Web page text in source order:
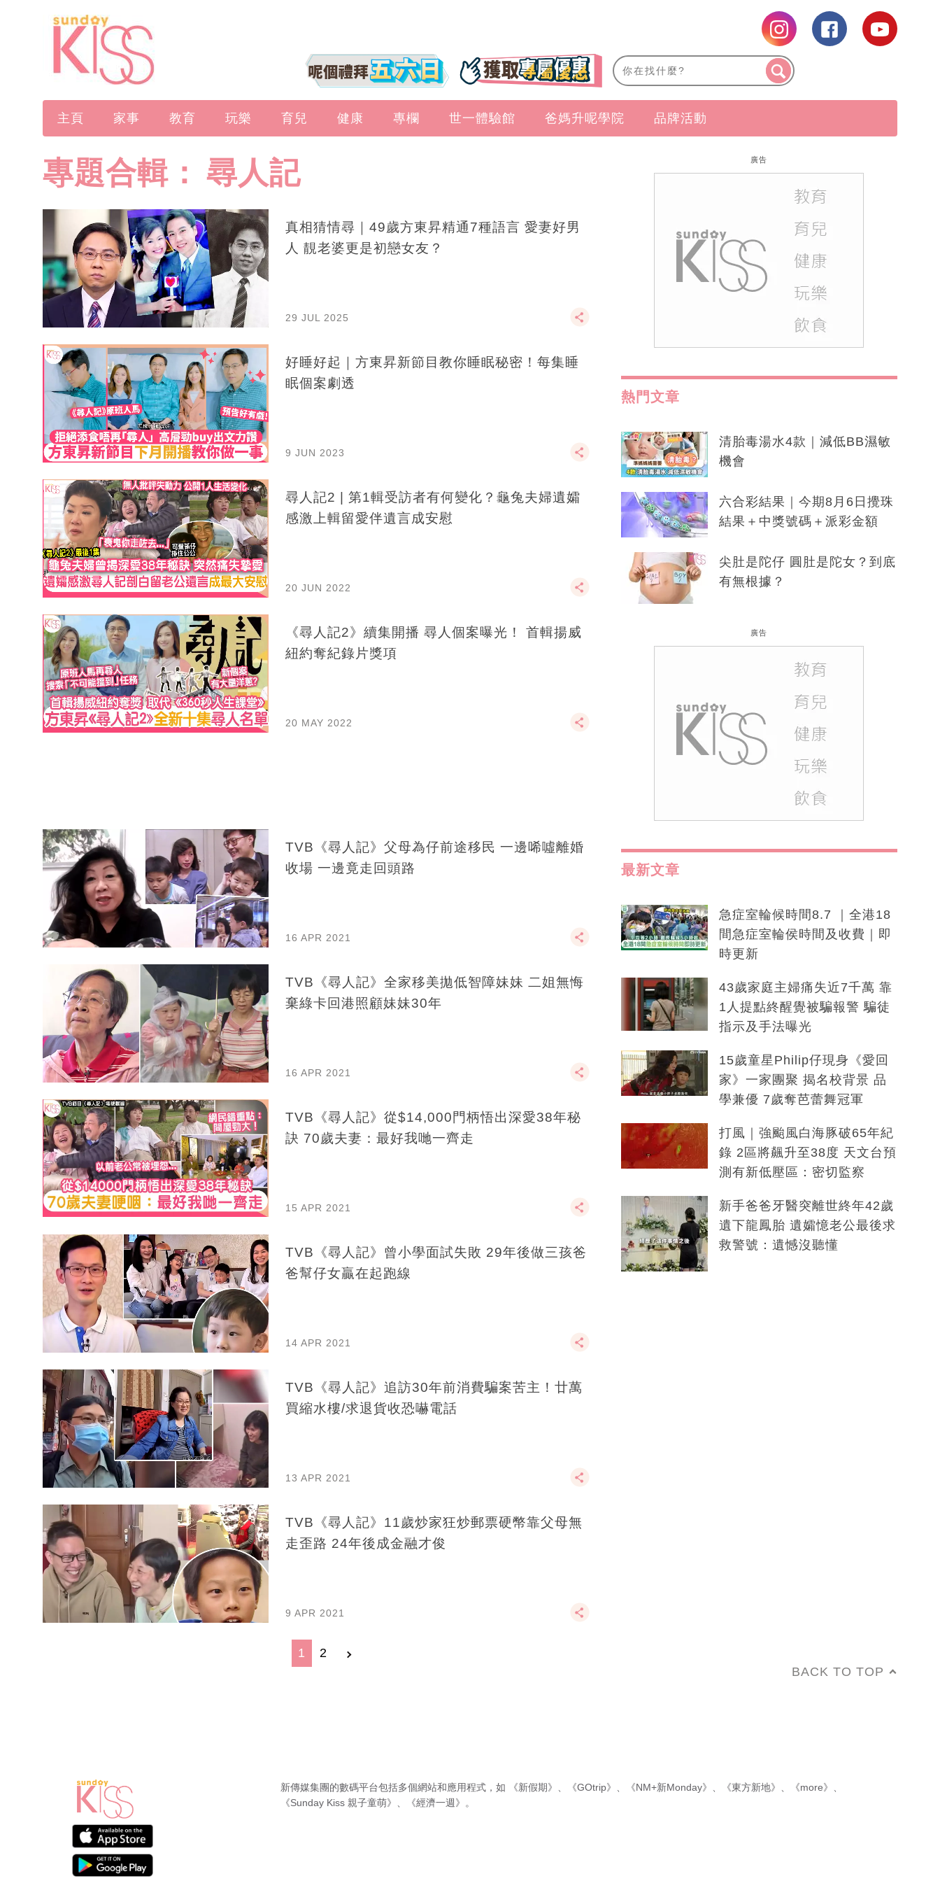
主頁 家事 教育 玩樂 育兒 健康 專欄 世一體驗館 爸媽升呢學院 品牌活動
專題合輯： 尋人記
真相猜情尋｜49歲方東昇精通7種語言 愛妻好男
人 靚老婆更是初戀女友？
29 JUL 2025
好睡好起｜方東昇新節目教你睡眠秘密！每集睡
眠個案劇透
9 JUN 2023
尋人記2 | 第1輯受訪者有何變化？龜兔夫婦遺孀
感激上輯留愛伴遺言成安慰
20 JUN 2022
《尋人記2》續集開播 尋人個案曝光！ 首輯揚威
紐約奪紀錄片獎項
20 MAY 2022
TVB《尋人記》父母為仔前途移民 一邊唏噓離婚
收場 一邊竟走回頭路
16 APR 2021
TVB《尋人記》全家移美拋低智障妹妹 二姐無悔
棄綠卡回港照顧妹妹30年
16 APR 2021
TVB《尋人記》從$14,000門柄悟出深愛38年秘
訣 70歲夫妻：最好我哋一齊走
15 APR 2021
TVB《尋人記》曾小學面試失敗 29年後做三孩爸
爸幫仔女贏在起跑線
14 APR 2021
TVB《尋人記》追訪30年前消費騙案苦主！廿萬
買縮水樓/求退貨收恐嚇電話
13 APR 2021
TVB《尋人記》11歲炒家狂炒郵票硬幣靠父母無
走歪路 24年後成金融才俊
9 APR 2021
1 2
廣告
熱門文章
清胎毒湯水4款｜減低BB濕敏
機會
六合彩結果｜今期8月6日攪珠
結果＋中獎號碼＋派彩金額
尖肚是陀仔 圓肚是陀女？到底
有無根據？
廣告
最新文章
急症室輪候時間8.7 ｜全港18
間急症室輪侯時間及收費｜即
時更新
43歲家庭主婦痛失近7千萬 靠
1人提點終醒覺被騙報警 騙徒
指示及手法曝光
15歲童星Philip仔現身《愛回
家》一家團聚 揭名校背景 品
學兼優 7歲奪芭蕾舞冠軍
打風｜強颱風白海豚破65年紀
錄 2區將飆升至38度 天文台預
測有新低壓區：密切監察
新手爸爸牙醫突離世終年42歲
遺下龍鳳胎 遺孀憶老公最後求
救警號：遺憾沒聽懂
BACK TO TOP
新傳媒集團的數碼平台包括多個網站和應用程式，如 《新假期》 《GOtrip》 《NM+新Monday》 《東方新地》 《more》
《Sunday Kiss 親子童萌》
《經濟一週》 。